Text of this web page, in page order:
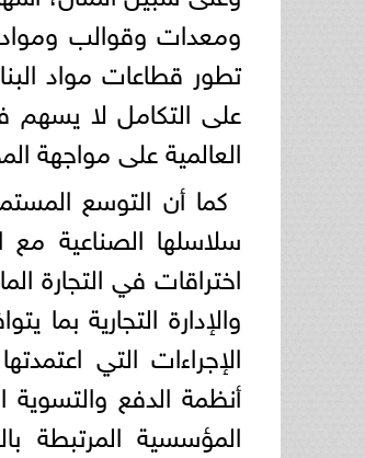
ومعدات وقوالب
تطور قطاعات مواد
على التكامل لا يسهم
العالمية على مواجهة
كما أن التوسع
سلاسلها الصناعية
اختراقات في التجارة
والإدارة التجارية
الإجراءات التي
أنظمة الدفع والتسوية
المؤسسية المرتبطة